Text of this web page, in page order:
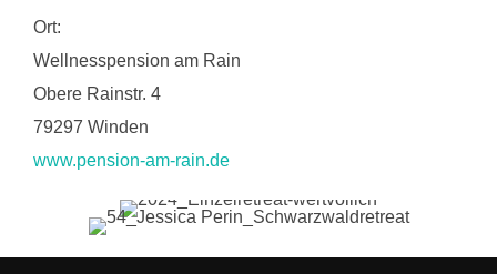
Ort:
Wellnesspension am Rain
Obere Rainstr. 4
79297 Winden
www.pension-am-rain.de